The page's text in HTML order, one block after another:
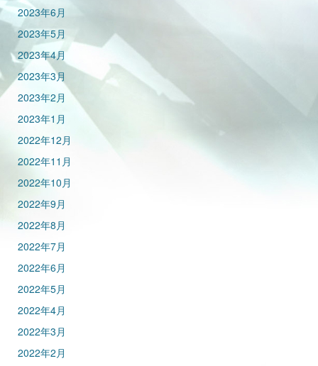
2023年6月
2023年5月
2023年4月
2023年3月
2023年2月
2023年1月
2022年12月
2022年11月
2022年10月
2022年9月
2022年8月
2022年7月
2022年6月
2022年5月
2022年4月
2022年3月
2022年2月